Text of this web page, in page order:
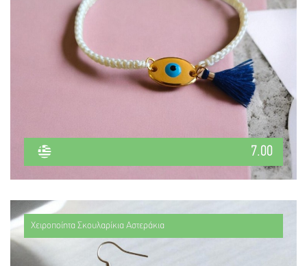
7.00
Χειροποίητα Σκουλαρίκια Αστεράκια